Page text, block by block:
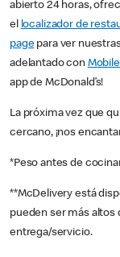
abierto 24 horas,
el localizador de
pagepara ver
adelantado con
app de McDonald’s!
La próxima vez que
cercano, ¡nos
*Peso antes de
**McDelivery está
pueden ser más altos
entrega/servicio.